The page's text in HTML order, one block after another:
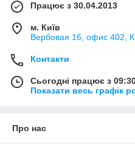
Працює з 30.04.2013
м. Київ
Вербовая 16, офис 402,
Контакти
Сьогодні працює з
Показати весь графік
Про нас